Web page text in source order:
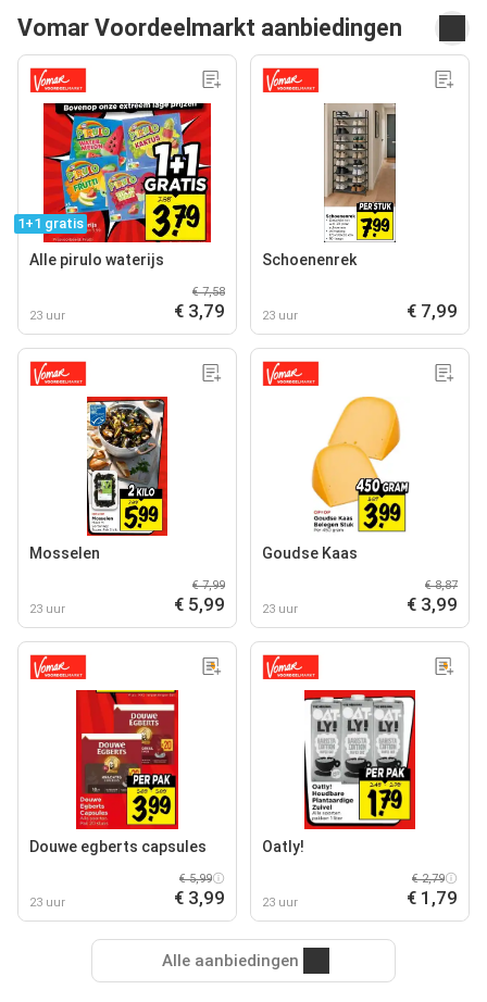
Vomar Voordeelmarkt aanbiedingen
1+1 gratis
Alle pirulo waterijs
23 uur
€ 7,58
€ 3,79
Schoenenrek
23 uur € 7,99
Mosselen
23 uur
€ 7,99
€ 5,99
Goudse Kaas
23 uur
€ 8,87
€ 3,99
Douwe egberts capsules
23 uur
€ 5,99
€ 3,99
Oatly!
23 uur
€ 2,79
€ 1,79
Alle aanbiedingen